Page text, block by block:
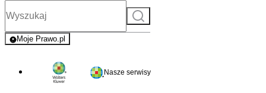
Szukaj
Moje Prawo.pl
- rejestracja i logowanie do serwisu
Nasze serwisy